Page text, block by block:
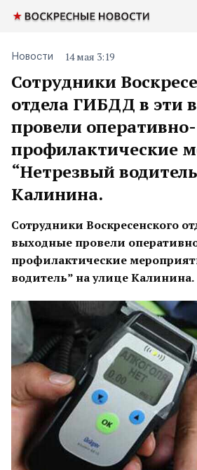
Сотрудники
отдела ГИБДД в эти
провели оперативно-
профилактические
“Нетрезвый
Калинина.
Новости 14 мая 3:19
Сотрудники Воскресенского
выходные провели
профилактические
водитель” на улице Калинина.